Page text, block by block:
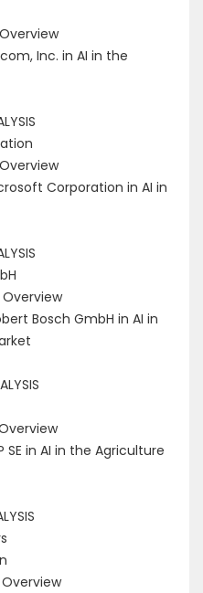
Inc. in AI in the
Corporation in AI in
GmbH in AI in
AI in the Agriculture